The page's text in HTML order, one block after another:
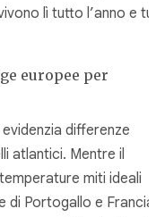
lì tutto l’anno e tu
europee per
differenze
atlantici. Mentre il
miti ideali
di Portogallo e Francia